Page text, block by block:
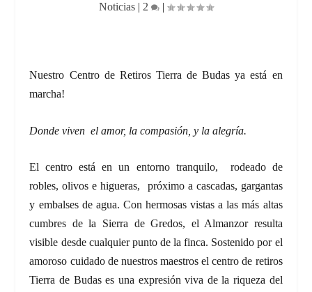
Noticias | 2 |
Nuestro Centro de Retiros Tierra de Budas ya está en
marcha!
Donde viven el amor, la compasión, y la alegría.
El centro está en un entorno tranquilo, rodeado de
robles, olivos e higueras, próximo a cascadas, gargantas
y embalses de agua. Con hermosas vistas a las más altas
cumbres de la Sierra de Gredos, el Almanzor resulta
visible desde cualquier punto de la finca. Sostenido por el
amoroso cuidado de nuestros maestros el centro de retiros
Tierra de Budas es una expresión viva de la riqueza del